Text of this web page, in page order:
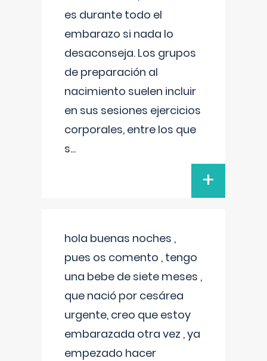
es durante todo el
embarazo si nada lo
desaconseja. Los grupos
de preparación al
nacimiento suelen incluir
en sus sesiones ejercicios
corporales, entre los que
s...
+
hola buenas noches ,
pues os comento , tengo
una bebe de siete meses ,
que nació por cesárea
urgente, creo que estoy
embarazada otra vez , ya
empezado hacer